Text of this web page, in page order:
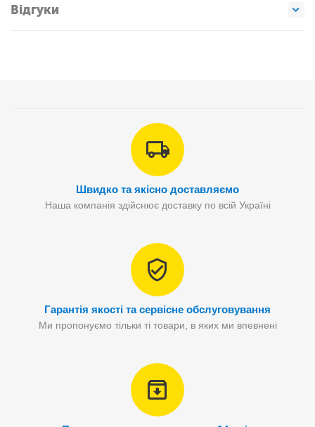
Відгуки
Швидко та якісно доставляємо
Наша компанія здійснює доставку по всій Україні
Гарантія якості та сервісне обслуговування
Ми пропонуємо тільки ті товари, в яких ми впевнені